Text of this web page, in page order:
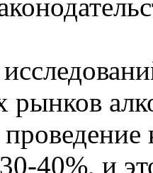
рынков
40%, и